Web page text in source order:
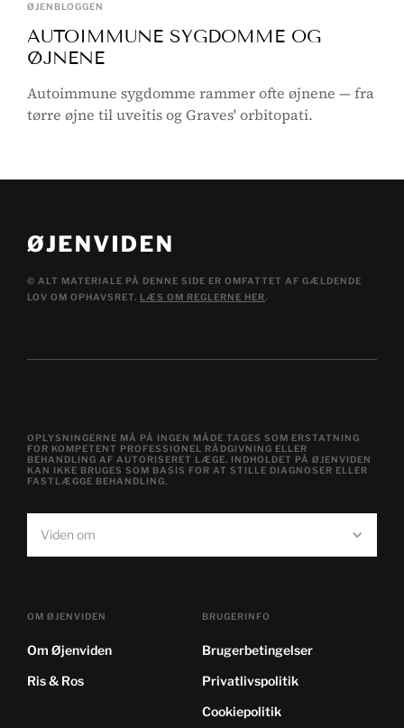
ØJENBLOGGEN
AUTOIMMUNE SYGDOMME OG
ØJNENE
Autoimmune sygdomme rammer ofte øjnene — fra
tørre øjne til uveitis og Graves' orbitopati.
© ALT MATERIALE PÅ DENNE SIDE ER OMFATTET AF GÆLDENDE
LOV OM OPHAVSRET. LÆS OM REGLERNE HER.
Viden om
OPLYSNINGERNE MÅ PÅ INGEN MÅDE TAGES SOM ERSTATNING
FOR KOMPETENT PROFESSIONEL RÅDGIVNING ELLER
BEHANDLING AF AUTORISERET LÆGE. INDHOLDET PÅ ØJENVIDEN
KAN IKKE BRUGES SOM BASIS FOR AT STILLE DIAGNOSER ELLER
FASTLÆGGE BEHANDLING.
OM ØJENVIDEN
Om Øjenviden
Ris & Ros
BRUGERINFO
Brugerbetingelser
Privatlivspolitik
Cookiepolitik